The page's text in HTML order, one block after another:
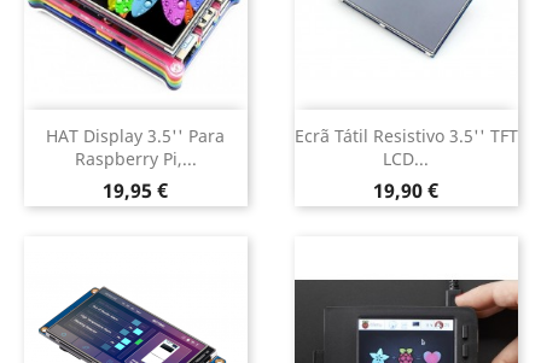
HAT Display 3.5'' Para
Raspberry Pi,...
Preço
19,95 €
Ecrã Tátil Resistivo 3.5'' TFT
LCD...
Preço
19,90 €